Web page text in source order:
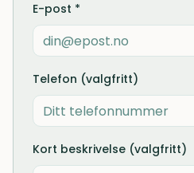
E-post *
Telefon (valgfritt)
Kort beskrivelse (valgfritt)